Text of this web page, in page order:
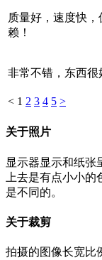
质量好，速度快，
赖！
非常不错，东西很
< 1 2 3 4 5 >
关于照片
显示器显示和纸张
上去是有点小小
是不同的。
关于裁剪
拍摄的图像长宽比